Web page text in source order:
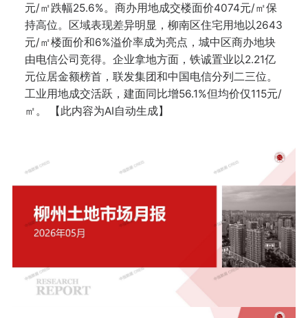
元/㎡跌幅25.6%。商办用地成交楼面价4074元/㎡保
持高位。区域表现差异明显，柳南区住宅用地以2643
元/㎡楼面价和6%溢价率成为亮点，城中区商办地块
由电信公司竞得。企业拿地方面，铁诚置业以2.21亿
元位居金额榜首，联发集团和中国电信分列二三位。
工业用地成交活跃，建面同比增56.1%但均价仅115元/
㎡。 【此内容为AI自动生成】